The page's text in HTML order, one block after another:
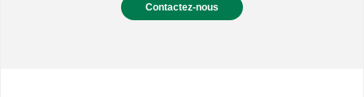
Contactez-nous